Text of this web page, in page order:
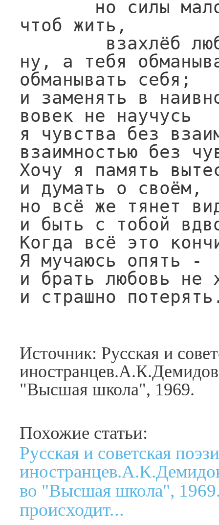
чтоб жить,
ну, а тебя
обманывать себя;
и заменять в
вовек не научусь
я чувства без
взаимностью без
Хочу я память
и думать о своём,
но всё же тянет
и быть с тобой
Когда всё это
Я мучаюсь опять -
и брать любовь не
и страшно
Источник: Русская и
"Высшая школа", 1969.
Похожие статьи:
Русская и советская
во "Высшая школа",
происходит...